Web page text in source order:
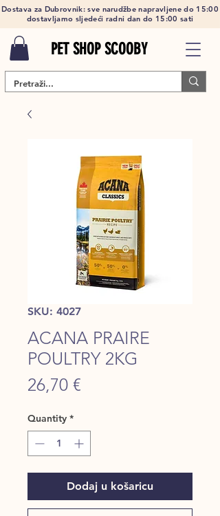
Dostava za Dubrovnik: sve narudžbe napravljene do 15:00
dostavljamo sljedeći radni dan do 15:00 sati
PET SHOP SCOOBY
SKU: 4027
ACANA PRAIRE
POULTRY 2KG
26,70 €
Quantity *
Dodaj u košaricu